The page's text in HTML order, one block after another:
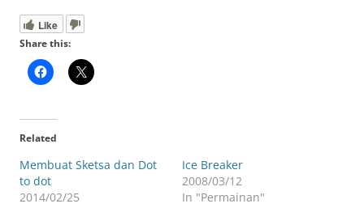
Like
Share this:
Related
Membuat Sketsa dan Dot
to dot
2014/02/25
Ice Breaker
2008/03/12
In "Permainan"